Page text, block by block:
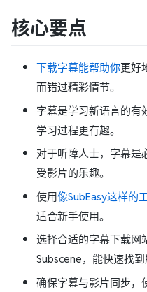
核心要点
下载字幕能帮助你更好
而错过精彩情节。
字幕是学习新语言的有
学习过程更有趣。
对于听障人士，字幕是
受影片的乐趣。
使用像SubEasy这样的
适合新手使用。
选择合适的字幕下载网
Subscene，能快速找到
确保字幕与影片同步，